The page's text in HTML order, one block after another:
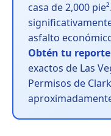
casa de 2,000
asfalto
Obtén tu
exactos de Las
Permisos de